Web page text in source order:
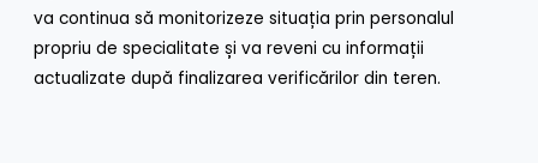
va continua să monitorizeze situația prin personalul
propriu de specialitate și va reveni cu informații
actualizate după finalizarea verificărilor din teren.